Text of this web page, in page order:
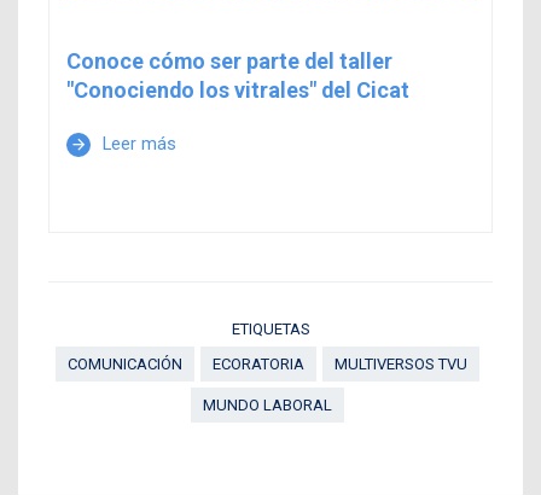
Conoce cómo ser parte del taller
"Conociendo los vitrales" del Cicat
arrow_forward Leer más
ETIQUETAS
COMUNICACIÓN
ECORATORIA MULTIVERSOS TVU
MUNDO LABORAL